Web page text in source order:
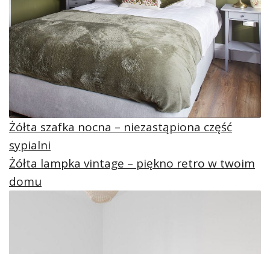
Żółta szafka nocna – niezastąpiona część
sypialni
Żółta lampka vintage – piękno retro w twoim
domu